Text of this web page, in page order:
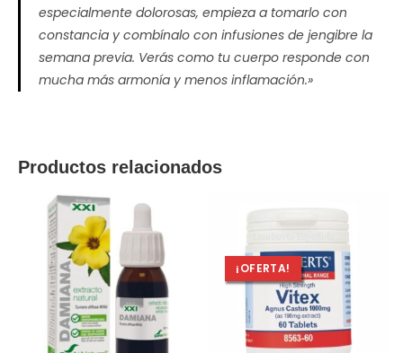
especialmente dolorosas, empieza a tomarlo con
constancia y combínalo con infusiones de jengibre la
semana previa. Verás como tu cuerpo responde con
mucha más armonía y menos inflamación.»
Productos relacionados
¡OFERTA!